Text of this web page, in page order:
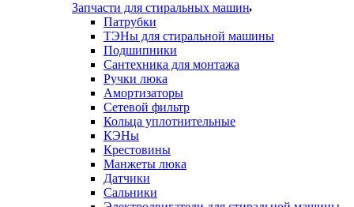
Запчасти для стиральных машин
Патрубки
ТЭНы для стиральной машины
Подшипники
Сантехника для монтажа
Ручки люка
Амортизаторы
Сетевой фильтр
Кольца уплотнительные
КЭНы
Крестовины
Манжеты люка
Датчики
Сальники